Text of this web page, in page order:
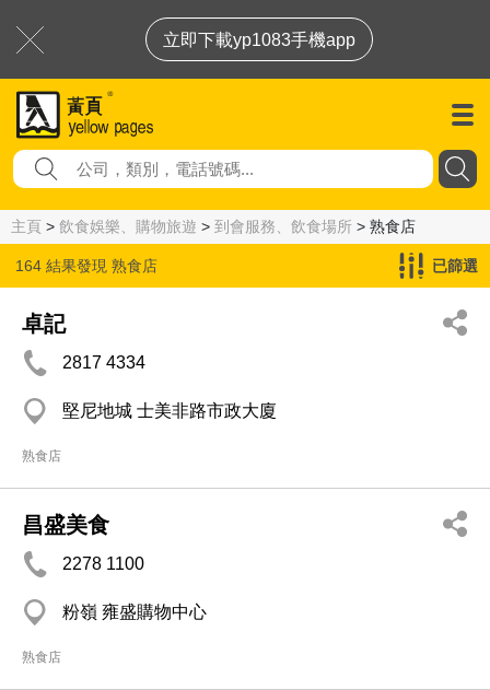
立即下載yp1083手機app
主頁 > 飲食娛樂、購物旅遊 > 到會服務、飲食場所 > 熟食店
164 結果發現 熟食店 已篩選
卓記
2817 4334
堅尼地城 士美非路市政大廈
熟食店
昌盛美食
2278 1100
粉嶺 雍盛購物中心
熟食店